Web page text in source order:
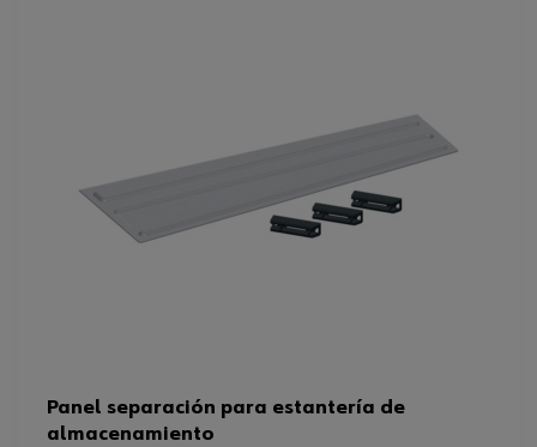
Panel separación para estantería de
almacenamiento